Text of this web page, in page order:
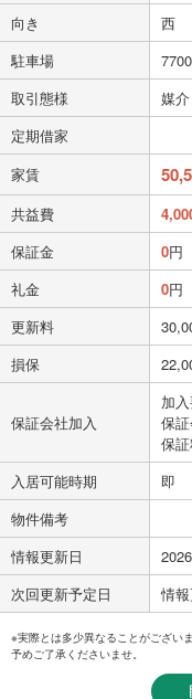
向き
西
駐車場
取引態様
媒介
定期借家
家賃
共益費
保証金
0円
礼金
0円
更新料
損保
保証会社加入
加
保
保
入居可能時期
即
物件備考
情報更新日
次回更新予定日
情
※実際とは多少異なることがござい
予めご了承くださいませ。